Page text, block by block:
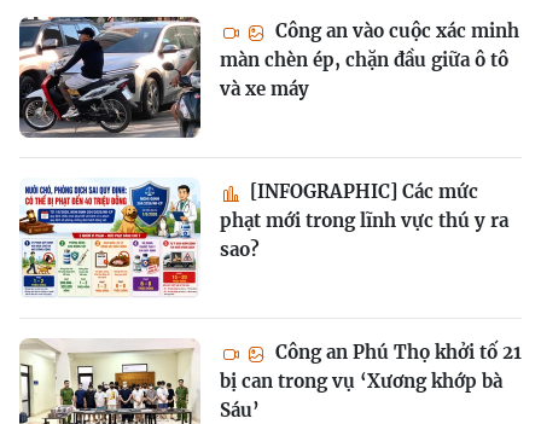
Công an vào cuộc xác minh
màn chèn ép, chặn đầu giữa ô tô
và xe máy
[INFOGRAPHIC] Các mức
phạt mới trong lĩnh vực thú y ra
sao?
Công an Phú Thọ khởi tố 21
bị can trong vụ ‘Xương khớp bà
Sáu’